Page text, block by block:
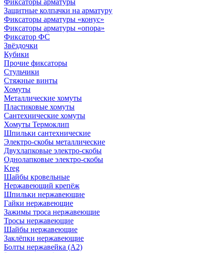
Фиксаторы арматуры
Защитные колпачки на арматуру
Фиксаторы арматуры «конус»
Фиксаторы арматуры «опора»
Фиксатор ФС
Звёздочки
Кубики
Прочие фиксаторы
Стульчики
Стяжные винты
Хомуты
Металлические хомуты
Пластиковые хомуты
Сантехнические хомуты
Хомуты Термоклип
Шпильки сантехнические
Электро-скобы металлические
Двухлапковые электро-скобы
Однолапковые электро-скобы
Kreg
Шайбы кровельные
Нержавеющий крепёж
Шпильки нержавеющие
Гайки нержавеющие
Зажимы троса нержавеющие
Тросы нержавеющие
Шайбы нержавеющие
Заклёпки нержавеющие
Болты нержавейка (А2)